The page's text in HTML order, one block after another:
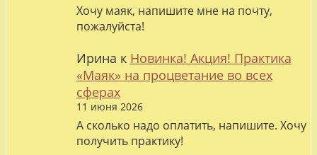
Хочу маяк, напишите мне на почту,
пожалуйста!
Ирина к Новинка! Акция! Практика
«Маяк» на процветание во всех
сферах
11 июня 2026
А сколько надо оплатить, напишите. Хочу
получить практику!